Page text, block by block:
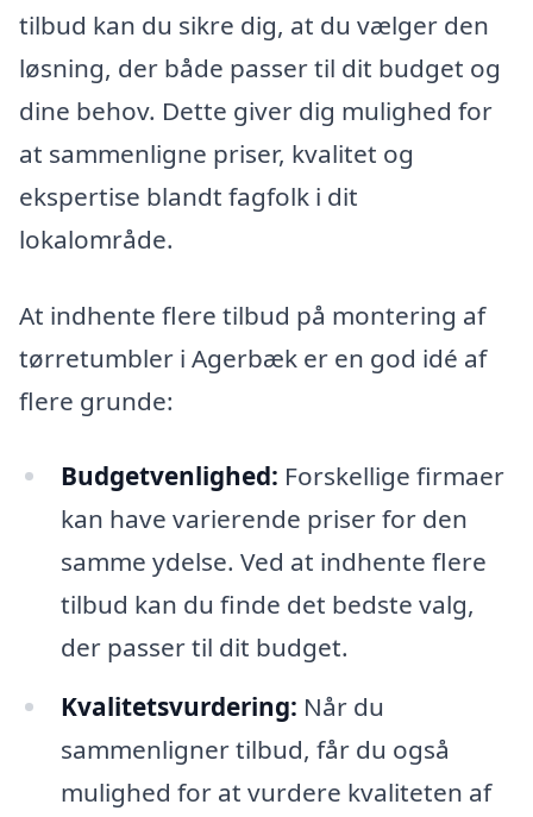
tilbud kan du sikre dig, at du vælger den
løsning, der både passer til dit budget og
dine behov. Dette giver dig mulighed for
at sammenligne priser, kvalitet og
ekspertise blandt fagfolk i dit
lokalområde.
At indhente flere tilbud på montering af
tørretumbler i Agerbæk er en god idé af
flere grunde:
Budgetvenlighed: Forskellige firmaer
kan have varierende priser for den
samme ydelse. Ved at indhente flere
tilbud kan du finde det bedste valg,
der passer til dit budget.
Kvalitetsvurdering: Når du
sammenligner tilbud, får du også
mulighed for at vurdere kvaliteten af